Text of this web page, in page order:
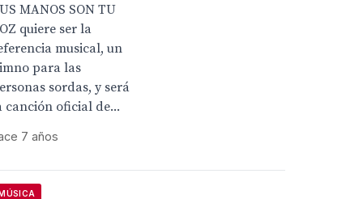
MANOS SON TU
quiere ser la
musical, un
para las
sordas, y será
canción oficial de...
7 años